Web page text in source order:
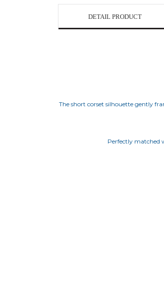
DETAIL PRODUCT
The short corset silhouette gently
Perfectly matched